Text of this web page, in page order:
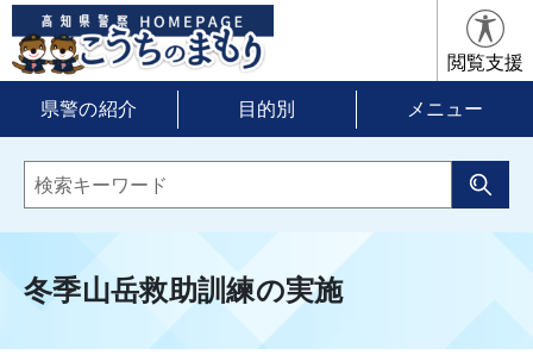
閲覧支援
県警の紹介 目的別 メニュー
冬季山岳救助訓練の実施